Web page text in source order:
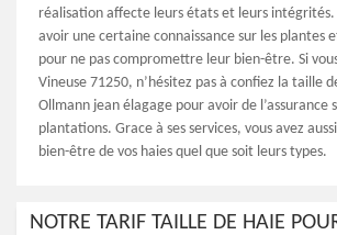
réalisation affecte leurs états et leurs
avoir une certaine connaissance sur les plantes
pour ne pas compromettre leur bien-être. Si
Vineuse 71250, n’hésitez pas à confiez la taille
Ollmann jean élagage pour avoir de l’assurance
plantations. Grace à ses services, vous avez
bien-être de vos haies quel que soit leurs types.
NOTRE TARIF TAILLE DE HAIE